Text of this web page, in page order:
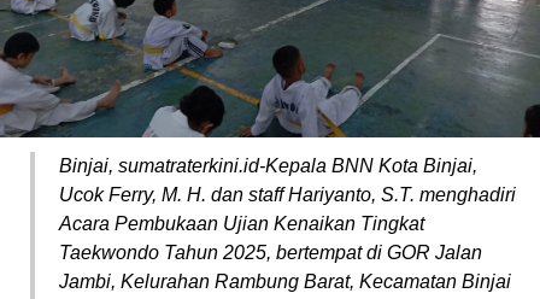
Binjai, sumatraterkini.id-Kepala BNN Kota Binjai,
Ucok Ferry, M. H. dan staff Hariyanto, S.T. menghadiri
Acara Pembukaan Ujian Kenaikan Tingkat
Taekwondo Tahun 2025, bertempat di GOR Jalan
Jambi, Kelurahan Rambung Barat, Kecamatan Binjai